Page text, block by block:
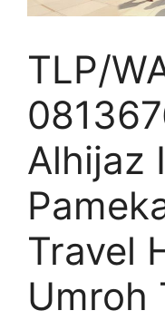
TLP/
Alhijaz
Travel
Umroh